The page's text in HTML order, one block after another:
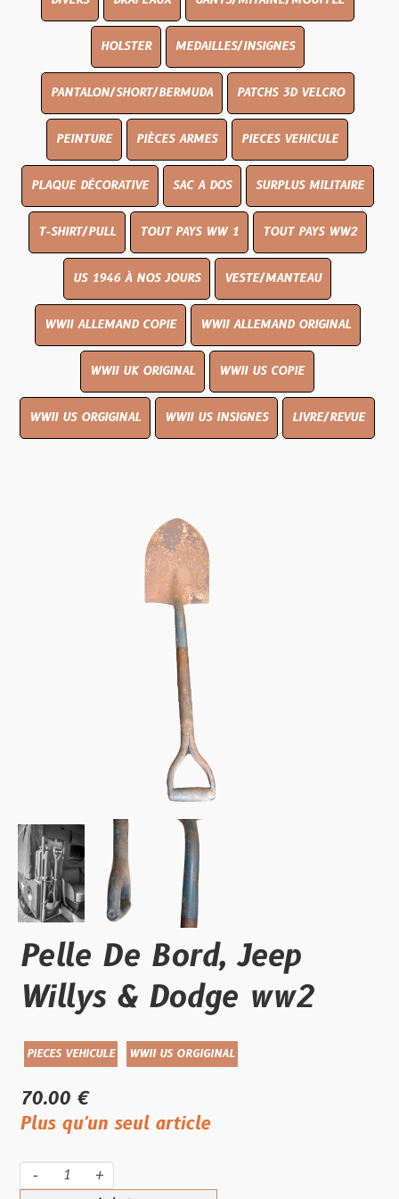
HOLSTER MEDAILLES/INSIGNES
PANTALON/SHORT/BERMUDA PATCHS 3D VELCRO
PEINTURE PIÈCES ARMES PIECES VEHICULE
PLAQUE DÉCORATIVE SAC A DOS SURPLUS MILITAIRE
T-SHIRT/PULL TOUT PAYS WW 1 TOUT PAYS WW2
US 1946 À NOS JOURS VESTE/MANTEAU
WWII ALLEMAND COPIE WWII ALLEMAND ORIGINAL
WWII UK ORIGINAL WWII US COPIE
WWII US ORGIGINAL WWII US INSIGNES LIVRE/REVUE
Pelle De Bord, Jeep
Willys & Dodge ww2
PIECES VEHICULE WWII US ORGIGINAL
70.00 €
Plus qu'un seul article
- +